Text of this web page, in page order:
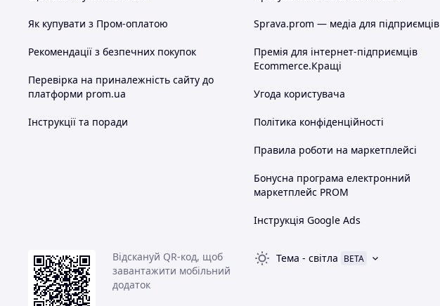
Як купувати з Пром-оплатою
Рекомендації з безпечних покупок
Перевірка на приналежність сайту до
платформи prom.ua
Інструкції та поради
Sprava.prom — медіа для підприємців
Премія для інтернет-підприємців
Ecommerce.Кращі
Угода користувача
Політика конфіденційності
Правила роботи на маркетплейсі
Бонусна програма електронний
маркетплейс PROM
Інструкція Google Ads
Відскануй QR-код, щоб
завантажити мобільний
додаток
Тема - світла BETA